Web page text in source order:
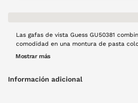
Las gafas de vista Guess GU50381
comodidad en una montura de pasta
cuadrado que realza cualquier look. Su
visual.
Mostrar más
Información adicional